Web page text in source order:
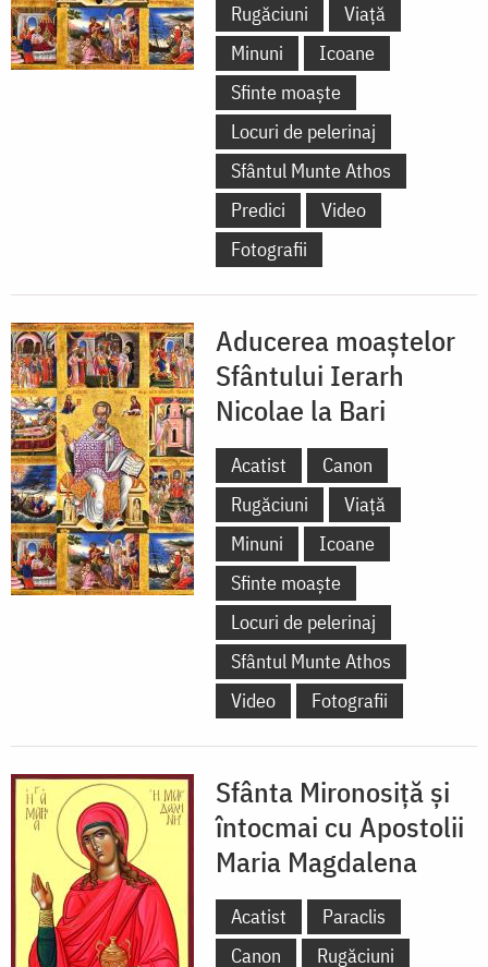
Rugăciuni
Viață
Minuni
Icoane
Sfinte moaște
Locuri de pelerinaj
Sfântul Munte Athos
Predici
Video
Fotografii
Aducerea moaștelor
Sfântului Ierarh
Nicolae la Bari
Acatist
Canon
Rugăciuni
Viață
Minuni
Icoane
Sfinte moaște
Locuri de pelerinaj
Sfântul Munte Athos
Video
Fotografii
Sfânta Mironosiță și
întocmai cu Apostolii
Maria Magdalena
Acatist
Paraclis
Canon
Rugăciuni